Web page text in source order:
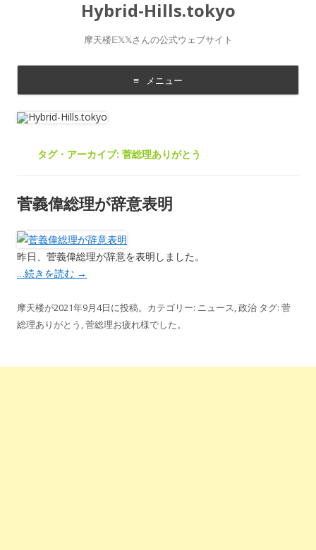
Hybrid-Hills.tokyo
摩天楼𝔼𝕏𝕏さんの公式ウェブサイト
メニュー
コ
ン
テ
タグ・アーカイブ: 菅総理ありがとう
菅義偉総理が辞意表明
昨日、菅義偉総理が辞意を表明しました。
…続きを読む →
摩天楼が2021年9月4日に投稿。カテゴリー: ニュース,政治 タグ: 菅
総理ありがとう ,菅総理お疲れ様でした。